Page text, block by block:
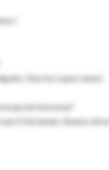
.Narciso Lopez Lanús)
hormonal"
A Fernández. Buenos Aires)